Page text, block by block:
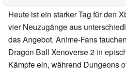
Heute ist ein starker Tag für den
vier Neuzugänge aus
das Angebot. Anime-Fans
Dragon Ball Xenoverse 2 in
Kämpfe ein, während Dungeons